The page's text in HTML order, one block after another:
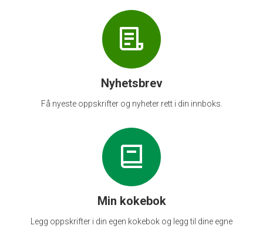
Nyhetsbrev
Få nyeste oppskrifter og nyheter rett i din innboks.
Min kokebok
Legg oppskrifter i din egen kokebok og legg til dine egne